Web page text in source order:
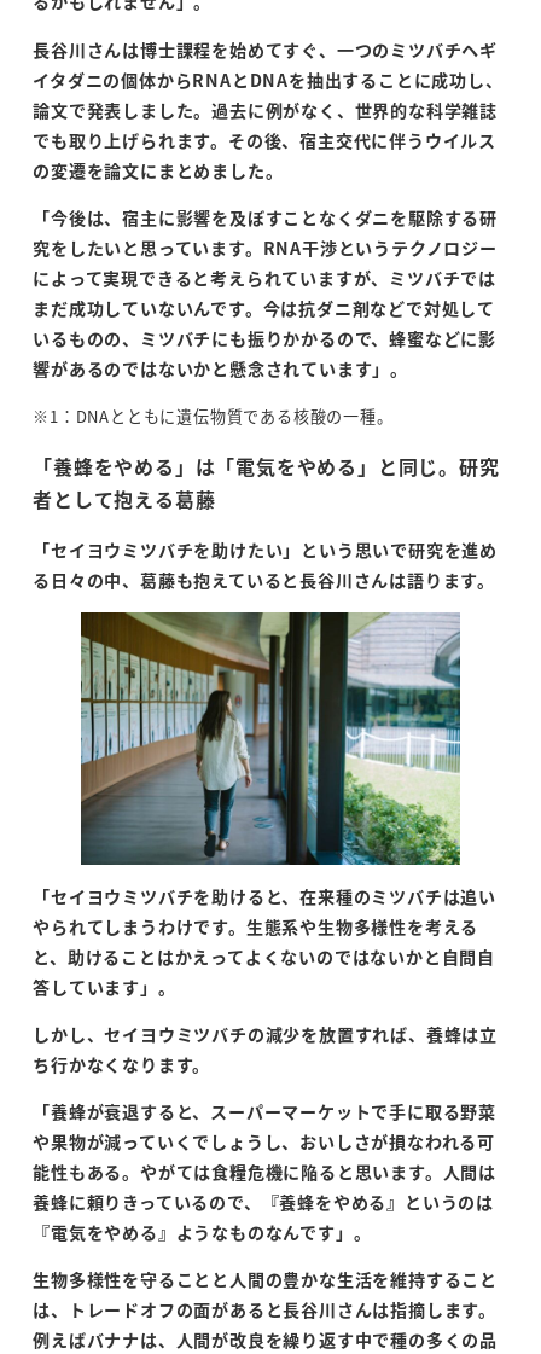
長谷川さんは博士課程を始めてすぐ、一つのミツバチヘギ
イタダニの個体からRNAと DNAを抽出することに成功し、
論文で発表しました。過去に例がなく、世界的な科学雑誌
でも取り上げられます。その後、宿主交代に伴うウイルス
の変遷を論文にまとめました。
「今後は、宿主に影響を及ぼすことなくダニを駆除する研
究をしたいと思っています。 RNA干渉というテクノロジー
によって実現できると考えられていますが、ミツバチでは
まだ成功していないんです。今は抗ダニ剤などで対処して
いるものの、ミツバチにも振りかかるので、蜂蜜などに影
響があるのではないかと懸念されています」。
※1：DNAとともに遺伝物質である核酸の一種。
「養蜂をやめる」は「電気をやめる」と同じ。研究
者として抱える葛藤
「セイヨウミツバチを助けたい」という思いで研究を進め
る日々の中、葛藤も抱えていると長谷川さんは語ります。
「セイヨウミツバチを助けると、在来種のミツバチは追い
やられてしまうわけです。生態系や生物多様性を考える
と、助けることはかえってよくないのではないかと自問自
答しています」。
しかし、セイヨウミツバチの減少を放置すれば、養蜂は立
ち行かなくなります。
「養蜂が衰退すると、スーパーマーケットで手に取る野菜
や果物が減っていくでしょうし、おいしさが損なわれる可
能性もある。やがては食糧危機に陥ると思います。人間は
養蜂に頼りきっているので、『養蜂をやめる』というのは
『電気をやめる』ようなものなんです」。
生物多様性を守ることと人間の豊かな生活を維持すること
は、トレードオフの面があると長谷川さんは指摘します。
例えばバナナは、人間が改良を繰り返す中で種の多くの品